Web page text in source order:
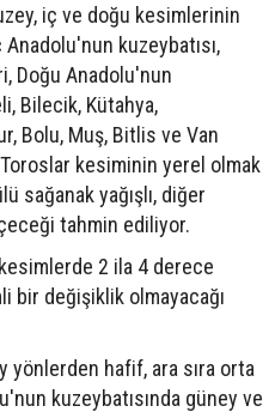
iç ve doğu kesimlerinin
kuzeybatısı,
Doğu Anadolu'nun
Bilecik, Kütahya,
Bolu, Muş, Bitlis ve Van
kesiminin yerel olmak
sağanak yağışlı, diğer
tahmin ediliyor.
2 ila 4 derece
bir değişiklik olmayacağı
hafif, ara sıra orta
kuzeybatısında güney ve